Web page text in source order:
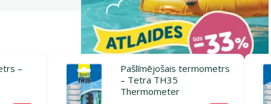
–
Pašlīmējošais termometrs
– Tetra TH35
Thermometer